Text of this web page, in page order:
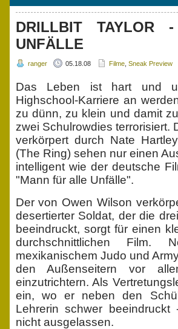
DRILLBIT
UNFÄLLE
ranger 05.18.08 Filme, Sneak Preview
Das Leben ist hart und
Highschool-Karriere an
zu dünn, zu klein und damit
zwei Schulrowdies terrorisiert.
verkörpert durch Nate
(The Ring) sehen nur einen
intelligent wie der deutsche
"Mann für alle Unfälle".
Der von Owen Wilson
desertierter Soldat, der die
beeindruckt, sorgt für einen
durchschnittlichen Film.
mexikanischem Judo und
den Außenseitern vor
einzutrichtern. Als
ein, wo er neben den
Lehrerin schwer
nicht ausgelassen.